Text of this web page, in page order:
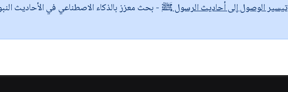
تيسير الوصول إلى أحاديث الرسول ﷺ - بحث معزز بالذكاء الاصطناعي في الأحاديث